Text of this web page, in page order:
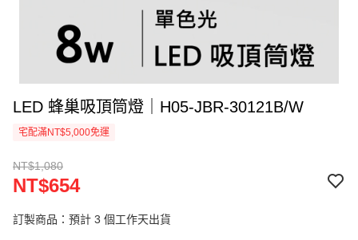
LED 蜂巢吸頂筒燈｜H05-JBR-30121B/W
宅配滿NT$5,000免運
NT$1,080
NT$654
訂製商品：預計 3 個工作天出貨